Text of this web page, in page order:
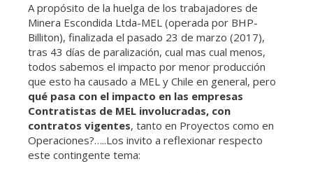
A propósito de la huelga de los trabajadores de
Minera Escondida Ltda-MEL (operada por BHP-
Billiton), finalizada el pasado 23 de marzo (2017),
tras 43 días de paralización, cual mas cual menos,
todos sabemos el impacto por menor producción
que esto ha causado a MEL y Chile en general, pero
qué pasa con el impacto en las empresas
Contratistas de MEL involucradas, con
contratos vigentes, tanto en Proyectos como en
Operaciones?…..Los invito a reflexionar respecto
este contingente tema: